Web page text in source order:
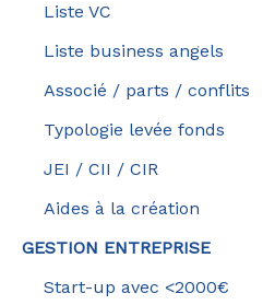
Liste VC
Liste business angels
Associé / parts / conflits
Typologie levée fonds
JEI / CII / CIR
Aides à la création
GESTION ENTREPRISE
Start-up avec <2000€